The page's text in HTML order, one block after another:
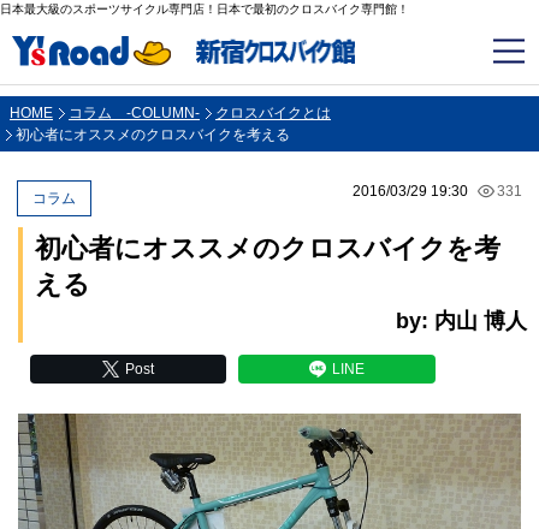
日本最大級のスポーツサイクル専門店！日本で最初のクロスバイク専門館！
HOME コラム -COLUMN-
クロスバイクとは
初心者にオススメのクロスバイクを考える
2016/03/29 19:30 331
コラム
初心者にオススメのクロスバイクを考
える
by: 内山 博人
Post LINE